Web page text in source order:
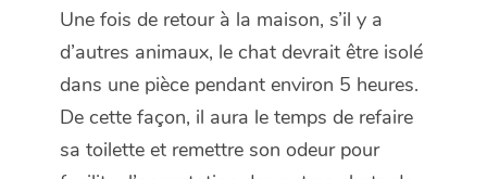
Une fois de retour à la maison, s’il y a
d’autres animaux, le chat devrait être isolé
dans une pièce pendant environ 5 heures.
De cette façon, il aura le temps de refaire
sa toilette et remettre son odeur pour